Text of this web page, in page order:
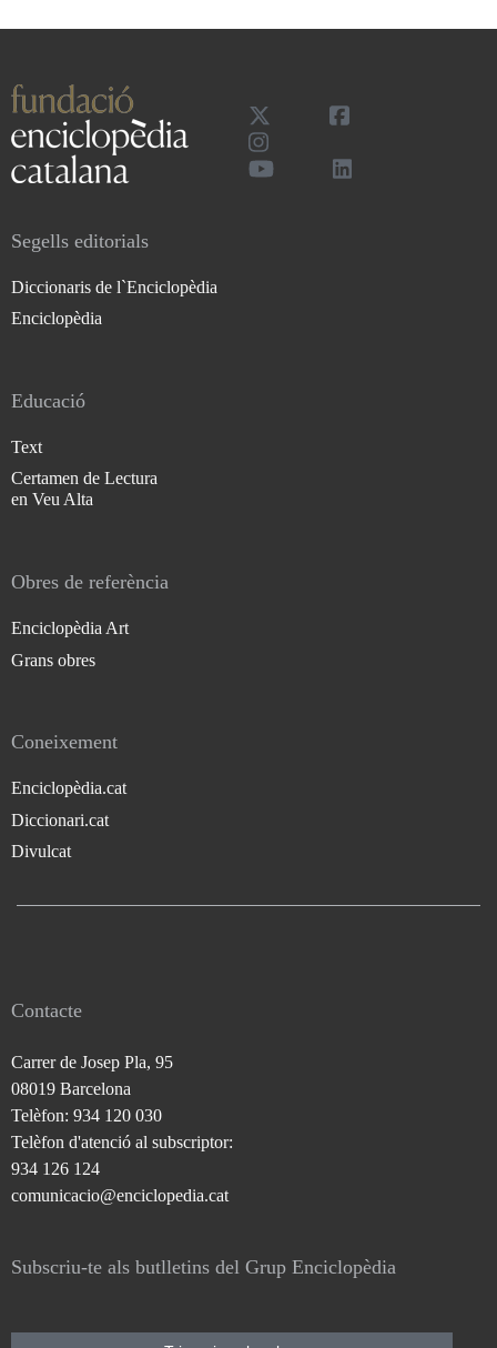
Segells editorials
Diccionaris de l`Enciclopèdia
Enciclopèdia
Educació
Text
Certamen de Lectura
en Veu Alta
Obres de referència
Enciclopèdia Art
Grans obres
Coneixement
Enciclopèdia.cat
Diccionari.cat
Divulcat
Contacte
Carrer de Josep Pla, 95
08019 Barcelona
Telèfon: 934 120 030
Telèfon d'atenció al subscriptor:
934 126 124
comunicacio@enciclopedia.cat
Subscriu-te als butlletins del Grup Enciclopèdia